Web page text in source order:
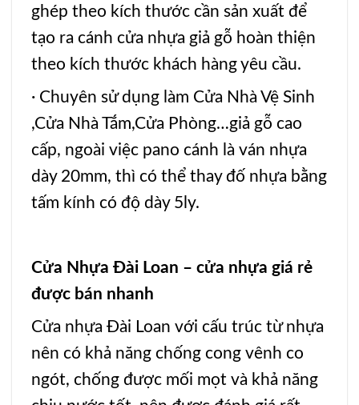
ghép theo kích thước cần sản xuất để
tạo ra cánh cửa nhựa giả gỗ hoàn thiện
theo kích thước khách hàng yêu cầu.
· Chuyên sử dụng làm Cửa Nhà Vệ Sinh
,Cửa Nhà Tắm,Cửa Phòng…giả gỗ cao
cấp, ngoài việc pano cánh là ván nhựa
dày 20mm, thì có thể thay đố nhựa bằng
tấm kính có độ dày 5ly.
Cửa Nhựa Đài Loan – cửa nhựa giá rẻ
được bán nhanh
Cửa nhựa Đài Loan với cấu trúc từ nhựa
nên có khả năng chống cong vênh co
ngót, chống được mối mọt và khả năng